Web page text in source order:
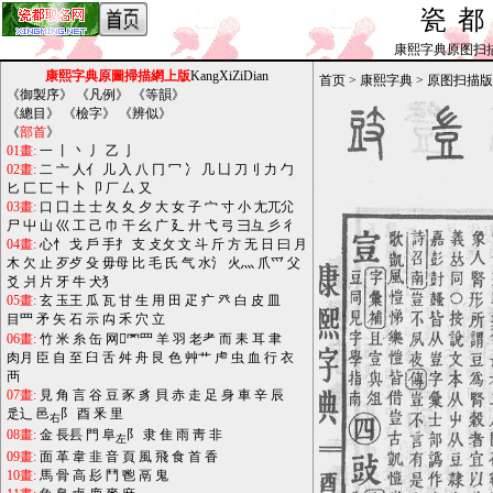
瓷
康熙字典原图扫
康熙字典原圖掃描網上版KangXiZiDian
《御製序》 《凡例 》 《等韻》
《總目 》 《檢字》 《辨似》
《部首》
01畫: 一 丶 丿 乙
02畫: 二 亠 人亻 儿 入 八 冂 冖 冫 几 凵 刀刂 力 勹
匕 匚 匸 十 卜 卩 厂 厶 又
03畫: 口 囗 土 士 夂 夊 夕 大 女 子 宀 寸 小 尢兀尣
尸 屮 山 巛 工 己 巾 干 幺 广 廴 廾 弋 弓 彐彑 彡 彳
04畫: 心忄 戈 戶 手扌 支 攴攵 文 斗 斤 方 无 日 曰 月
木 欠 止 歹歺 殳 毋母 比 毛 氏 气 水氵 火灬 爪爫 父
爻 爿 片 牙 牛 犬犭
05畫: 玄 玉王 瓜 瓦 甘 生 用 田 疋 疒 癶 白 皮 皿
目罒 矛 矢 石 示 禸 禾 穴 立
06畫: 竹 米 糸 缶 网罓罒 羊 羽 老耂 而 耒 耳 聿
肉月 臣 自 至 臼 舌 舛 舟 艮 色 艸艹 虍 虫 血 行 衣
襾
07畫: 見 角 言 谷 豆 豕 豸 貝 赤 走 足 身 車 辛 辰
辵辶
邑右阝 酉 釆 里
08畫: 金 長镸 門 阜左阝 隶 隹 雨 靑 非
09畫: 面 革 韋 韭 音 頁 風 飛 食 首 香
10畫: 馬 骨 高 髟 鬥 鬯 鬲 鬼
首页 > 康熙字典 > 原图扫描版